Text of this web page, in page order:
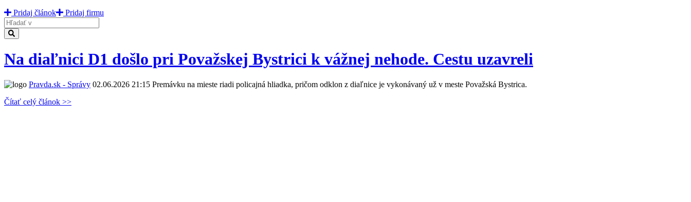
Pridaj článok
Pridaj firmu
Hladať
Na diaľnici D1 došlo pri Považskej Bystrici k vážnej nehode. Cestu uzavreli
Pravda.sk - Správy 02.06.2026 21:15 Premávku na mieste riadi policajná hliadka, pričom odklon z diaľnice je vykonávaný už v meste Považská Bystrica.
Čítať celý článok >>